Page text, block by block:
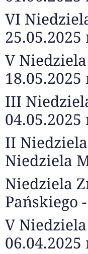
VI
25.05.2025
V
18.05.2025
III
04.05.2025
II
Niedziela
Niedziela
Pańskiego
V
06.04.2025